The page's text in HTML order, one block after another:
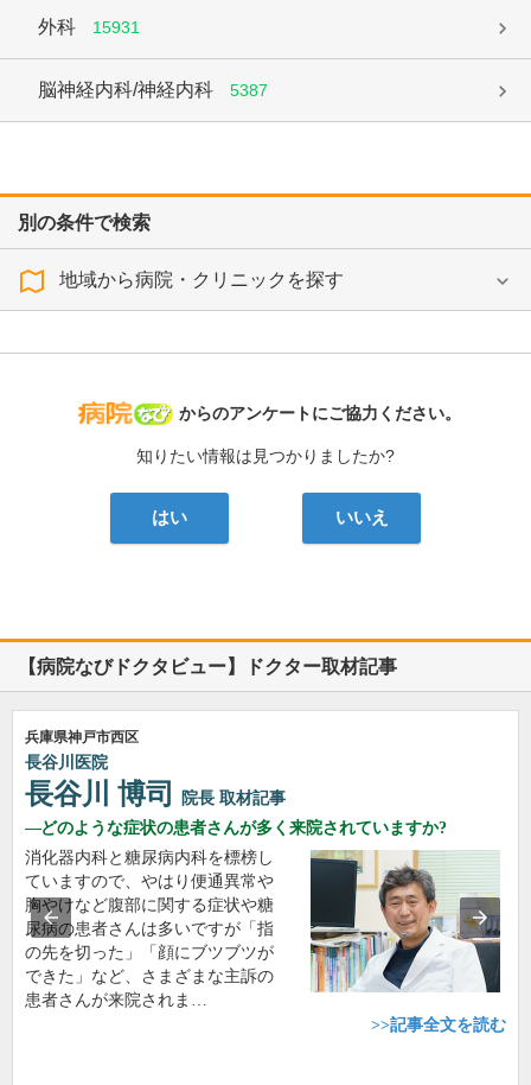
外科 15931
脳神経内科/神経内科 5387
別の条件で検索
地域から病院・クリニックを探す
病院なび
からのアンケートにご協力ください。
知りたい情報は見つかりましたか?
はい いいえ
【病院なびドクタビュー】ドクター取材記事
兵庫県神戸市西区
長谷川医院
長谷川 博司 院長 取材記事
どのような症状の患者さんが多く来院されていますか?
消化器内科と糖尿病内科を標榜し
ていますので、やはり便通異常や
胸やけなど腹部に関する症状や糖
尿病の患者さんは多いですが「指
の先を切った」「顔にブツブツが
できた」など、さまざまな主訴の
患者さんが来院されま…
>>記事全文を読む